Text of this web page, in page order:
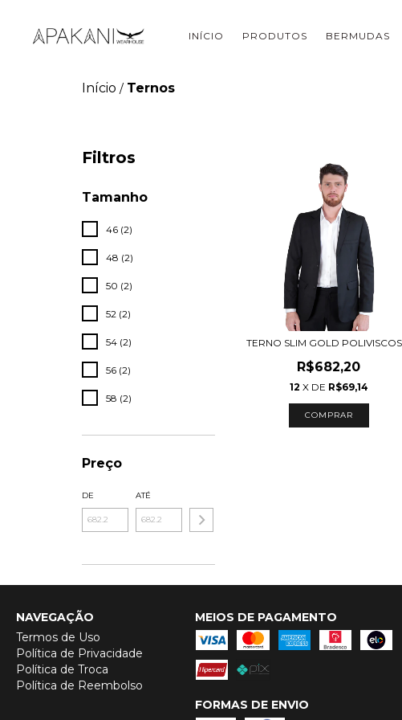
INÍCIO PRODUTOS BERMUDAS
Início / Ternos
Filtros
Tamanho
46 (2)
48 (2)
50 (2)
52 (2)
54 (2)
56 (2)
58 (2)
Preço
DE ATÉ
R$682,20
12 X DE R$69,14
COMPRAR
NAVEGAÇÃO
Termos de Uso
Política de Privacidade
Política de Troca
Política de Reembolso
MEIOS DE PAGAMENTO
FORMAS DE ENVIO